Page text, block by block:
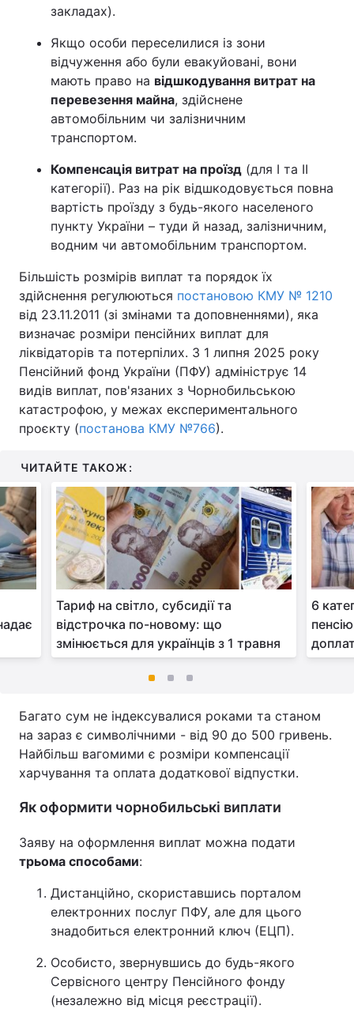
закладах).
Якщо особи переселилися із зони
відчуження або були евакуйовані, вони
мають право на відшкодування витрат на
перевезення майна, здійснене
автомобільним чи залізничним
транспортом.
Компенсація витрат на проїзд (для I та II
категорії). Раз на рік відшкодовується повна
вартість проїзду з будь-якого населеного
пункту України – туди й назад, залізничним,
водним чи автомобільним транспортом.
Більшість розмірів виплат та порядок їх
здійснення регулюються постановою КМУ № 1210
від 23.11.2011 (зі змінами та доповненнями), яка
визначає розміри пенсійних виплат для
ліквідаторів та потерпілих. З 1 липня 2025 року
Пенсійний фонд України (ПФУ) адмініструє 14
видів виплат, пов'язаних з Чорнобильською
катастрофою, у межах експериментального
проєкту (постанова КМУ №766).
ЧИТАЙТЕ ТАКОЖ:
Тариф на світло, субсидії та
відстрочка по-новому: що
змінюється для українців з 1 травня
6
Багато сум не індексувалися роками та станом
на зараз є символічними - від 90 до 500 гривень.
Найбільш вагомими є розміри компенсації
харчування та оплата додаткової відпустки.
Як оформити чорнобильські виплати
Заяву на оформлення виплат можна подати
трьома способами:
Дистанційно, скориставшись порталом
електронних послуг ПФУ, але для цього
знадобиться електронний ключ (ЕЦП).
Особисто, звернувшись до будь-якого
Сервісного центру Пенсійного фонду
(незалежно від місця реєстрації).